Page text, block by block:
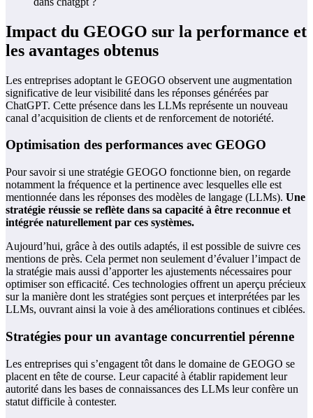
Impact du GEOGO sur la performance et
les avantages obtenus
Les entreprises adoptant le GEOGO observent une augmentation
significative de leur visibilité dans les réponses générées par
ChatGPT. Cette présence dans les LLMs représente un nouveau
canal d’acquisition de clients et de renforcement de notoriété.
Optimisation des performances avec GEOGO
Pour savoir si une stratégie GEOGO fonctionne bien, on regarde
notamment la fréquence et la pertinence avec lesquelles elle est
mentionnée dans les réponses des modèles de langage (LLMs). Une
stratégie réussie se reflète dans sa capacité à être reconnue et
intégrée naturellement par ces systèmes.
Aujourd’hui, grâce à des outils adaptés, il est possible de suivre ces
mentions de près. Cela permet non seulement d’évaluer l’impact de
la stratégie mais aussi d’apporter les ajustements nécessaires pour
optimiser son efficacité. Ces technologies offrent un aperçu précieux
sur la manière dont les stratégies sont perçues et interprétées par les
LLMs, ouvrant ainsi la voie à des améliorations continues et ciblées.
Stratégies pour un avantage concurrentiel pérenne
Les entreprises qui s’engagent tôt dans le domaine de GEOGO se
placent en tête de course. Leur capacité à établir rapidement leur
autorité dans les bases de connaissances des LLMs leur confère un
statut difficile à contester.